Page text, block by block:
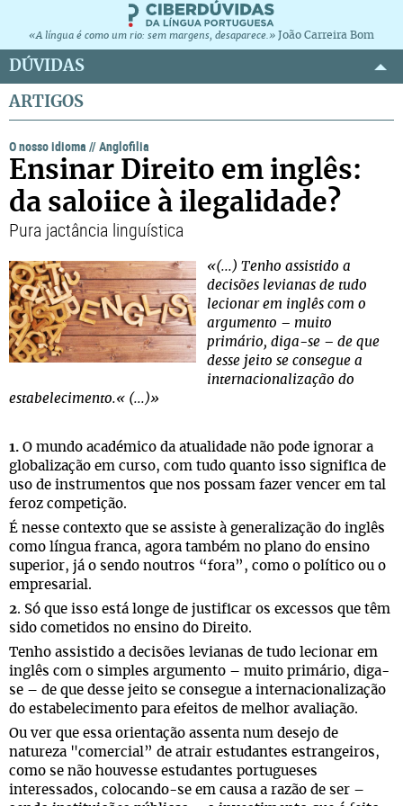
«A língua é como um rio: sem margens, desaparece.» João Carreira Bom
DÚVIDAS
ARTIGOS
O nosso idioma //Anglofilia
Ensinar Direito em inglês:
da saloiice à ilegalidade?
Pura jactância linguística
«(...) Tenho assistido a
decisões levianas de tudo
lecionar em inglês com o
argumento – muito
primário, diga-se – de que
desse jeito se consegue a
internacionalização do
estabelecimento.« (...)»
1. O mundo académico da atualidade não pode ignorar a
globalização em curso, com tudo quanto isso significa de
uso de instrumentos que nos possam fazer vencer em tal
feroz competição.
É nesse contexto que se assiste à generalização do inglês
como língua franca, agora também no plano do ensino
superior, já o sendo noutros “fora”, como o político ou o
empresarial.
2. Só que isso está longe de justificar os excessos que têm
sido cometidos no ensino do Direito.
Tenho assistido a decisões levianas de tudo lecionar em
inglês com o simples argumento – muito primário, diga-
se – de que desse jeito se consegue a internacionalização
do estabelecimento para efeitos de melhor avaliação.
Ou ver que essa orientação assenta num desejo de
natureza "comercial” de atrair estudantes estrangeiros,
como se não houvesse estudantes portugueses
interessados, colocando-se em causa a razão de ser –